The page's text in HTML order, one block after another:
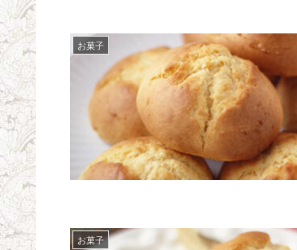
お菓子
お菓子